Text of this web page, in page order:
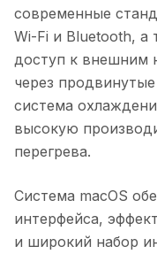
современные
Wi-Fi и Bluetooth, а
доступ к внешним
через
система
высокую
перегрева.
Система macOS
интерфейса,
и широкий набор